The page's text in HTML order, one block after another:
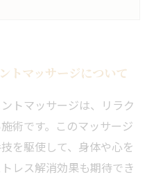
トマッサージについて
トマッサージは、リラク
術です。このマッサージ
を駆使して、身体や心を
レス解消効果も期待でき